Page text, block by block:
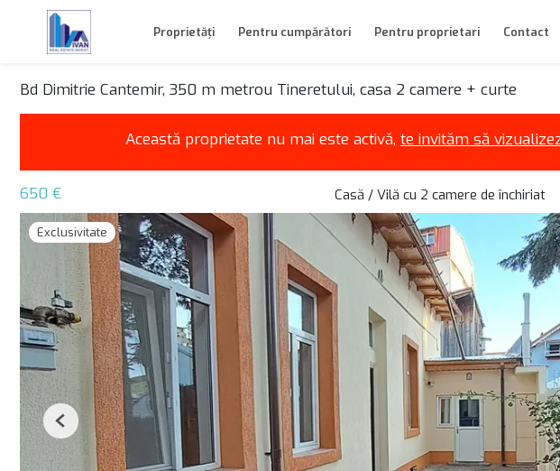
Proprietăți Pentru cumpărători Pentru proprietari Contact
Bd Dimitrie Cantemir, 350 m metrou Tineretului, casa 2 camere + curte
Această proprietate nu mai este activă, te invităm să
650 € Casă / Vilă cu 2 camere de închiriat
Exclusivitate
Previous